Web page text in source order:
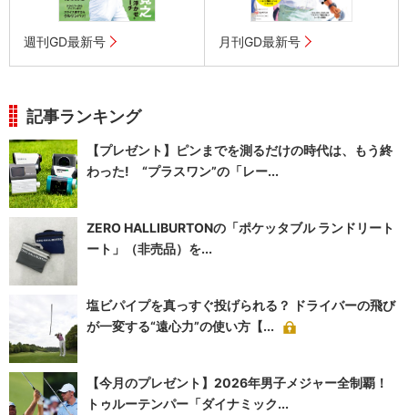
週刊GD最新号 月刊GD最新号
記事ランキング
【プレゼント】ピンまでを測るだけの時代は、もう終
わった! “プラスワン”の「レー...
ZERO HALLIBURTONの「ポケッタブル ランドリート
ート」（非売品）を...
塩ビパイプを真っすぐ投げられる？ ドライバーの飛び
が一変する“遠心力”の使い方【...
【今月のプレゼント】2026年男子メジャー全制覇！
トゥルーテンパー「ダイナミック...